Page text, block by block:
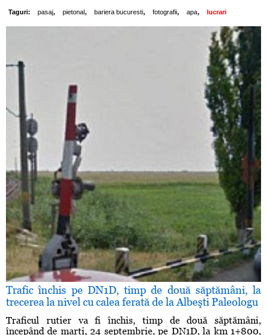
Taguri: pasaj, pietonal , bariera bucuresti, fotografii, apa, lucrari
Trafic închis pe DN1D, timp de două săptămâni, la
trecerea la nivel cu calea ferată de la Albeşti Paleologu
Traficul rutier va fi închis, timp de două săptămâni,
începând de marţi, 24 septembrie, pe DN1D, la km 1+800,